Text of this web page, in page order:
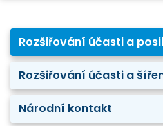
Rozšiřování účasti a
Rozšiřování účasti a
Národní kontakt